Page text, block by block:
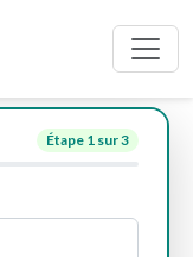
Étape 1 sur 3